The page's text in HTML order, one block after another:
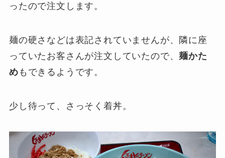
ったので注文します。
麺の硬さなどは表記されていませんが、隣に座
っていたお客さんが注文していたので、麺かた
め もできるようです。
少し待って、さっそく着丼。